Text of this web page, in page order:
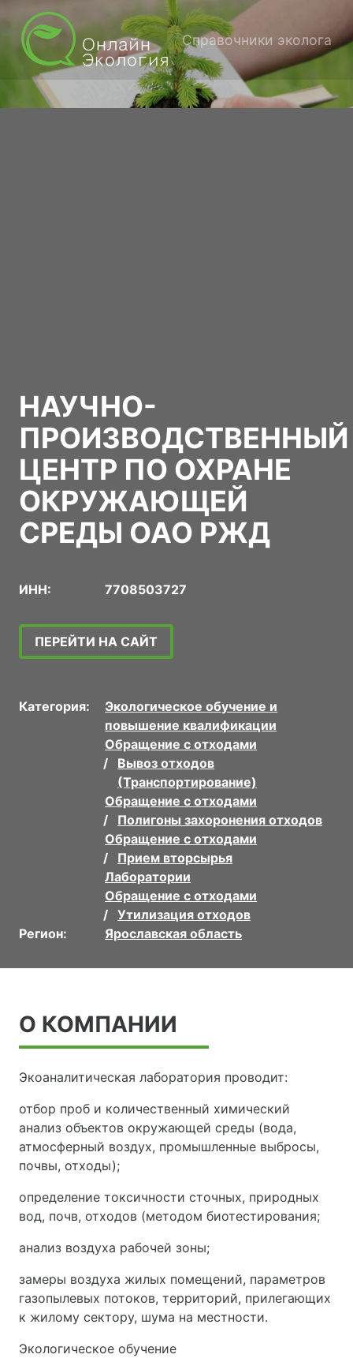
Справочники эколога
НАУЧНО-
ПРОИЗВОДСТВЕННЫЙ
ЦЕНТР ПО ОХРАНЕ
ОКРУЖАЮЩЕЙ
СРЕДЫ ОАО РЖД
ИНН: 7708503727
ПЕРЕЙТИ НА САЙТ
Категория:
Экологическое обучение и
повышение квалификации
Обращение с отходами
Вывоз отходов
(Транспортирование)
Обращение с отходами
Полигоны захоронения отходов
Обращение с отходами
Прием вторсырья
Лаборатории
Обращение с отходами
Утилизация отходов
Регион:
Ярославская область
О КОМПАНИИ
Экоаналитическая лаборатория проводит:
отбор проб и количественный химический
анализ объектов окружающей среды (вода,
атмосферный воздух, промышленные выбросы,
почвы, отходы);
определение токсичности сточных, природных
вод, почв, отходов (методом биотестирования;
анализ воздуха рабочей зоны;
замеры воздуха жилых помещений, параметров
газопылевых потоков, территорий, прилегающих
к жилому сектору, шума на местности.
Экологическое обучение